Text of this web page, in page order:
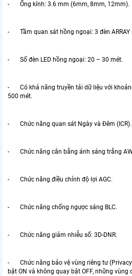
- Ống kính: 3.6 mm (6mm, 8mm, 12mm).
- Tầm quan sát hồng ngoại: 3 đèn ARRAY
- Số đèn LED hồng ngoại: 20 – 30 mét.
- Có khả năng truyền tải dữ liệu với
500 mét.
- Chức năng quan sát Ngày và Đêm (ICR).
- Chức năng cân bằng ánh sáng trắng
- Chức năng điều chỉnh độ lợi AGC.
- Chức năng chống ngược sáng BLC.
- Chức năng giảm nhiễu số: 3D-DNR.
- Chức năng bảo vệ vùng riêng tư (Privacy
bật ON và không quay bật OFF, những vùng